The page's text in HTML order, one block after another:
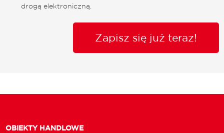
drogą elektroniczną.
Zapisz się już teraz!
OBIEKTY HANDLOWE